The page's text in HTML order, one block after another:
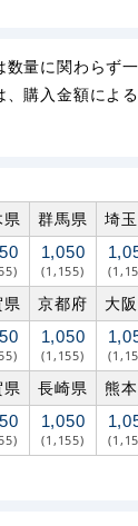
数量に関わらず
、購入金額によ
群馬県 埼
1,050
(1,155)
京都府 大
1,050
(1,155)
長崎県 熊
1,050
(1,155)